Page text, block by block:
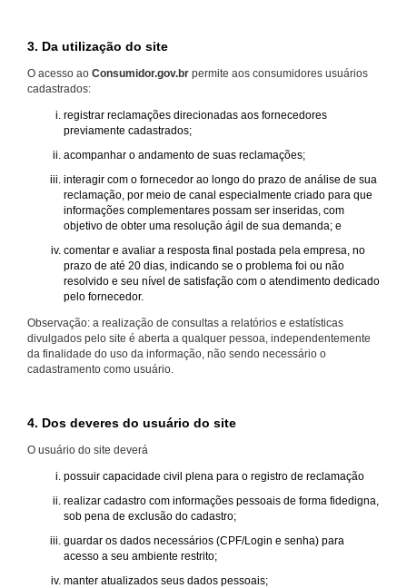
3. Da utilização do site
O acesso ao Consumidor.gov.br permite aos consumidores usuários
cadastrados:
registrar reclamações direcionadas aos fornecedores
previamente cadastrados;
acompanhar o andamento de suas reclamações;
interagir com o fornecedor ao longo do prazo de análise de sua
reclamação, por meio de canal especialmente criado para que
informações complementares possam ser inseridas, com
objetivo de obter uma resolução ágil de sua demanda; e
comentar e avaliar a resposta final postada pela empresa, no
prazo de até 20 dias, indicando se o problema foi ou não
resolvido e seu nível de satisfação com o atendimento dedicado
pelo fornecedor.
Observação: a realização de consultas a relatórios e estatísticas
divulgados pelo site é aberta a qualquer pessoa, independentemente
da finalidade do uso da informação, não sendo necessário o
cadastramento como usuário.
4. Dos deveres do usuário do site
O usuário do site deverá
possuir capacidade civil plena para o registro de reclamação
realizar cadastro com informações pessoais de forma fidedigna,
sob pena de exclusão do cadastro;
guardar os dados necessários (CPF/Login e senha) para
acesso a seu ambiente restrito;
manter atualizados seus dados pessoais;